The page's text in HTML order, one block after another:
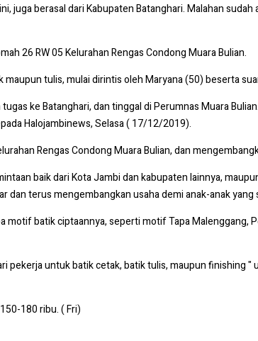
juga berasal dari Kabupaten Batanghari. Malahan
26 RW 05 Kelurahan Rengas Condong Muara Bulian.
tulis, mulai dirintis oleh Maryana (50) beserta
ke Batanghari, dan tinggal di Perumnas Muara
Halojambinews, Selasa ( 17/12/2019).
Rengas Condong Muara Bulian, dan
baik dari Kota Jambi dan kabupaten lainnya,
terus mengembangkan usaha demi anak-anak yang
batik ciptaannya, seperti motif Tapa Malenggang,
pekerja untuk batik cetak, batik tulis, maupun finishing "
180 ribu. ( Fri)